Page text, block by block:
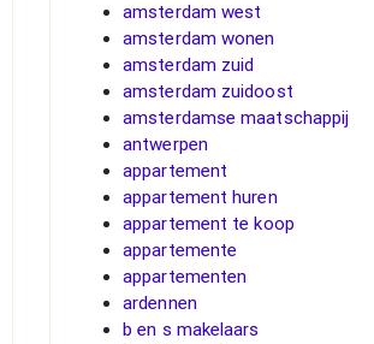
amsterdam west
amsterdam wonen
amsterdam zuid
amsterdam zuidoost
amsterdamse maatschappij
antwerpen
appartement
appartement huren
appartement te koop
appartemente
appartementen
ardennen
b en s makelaars